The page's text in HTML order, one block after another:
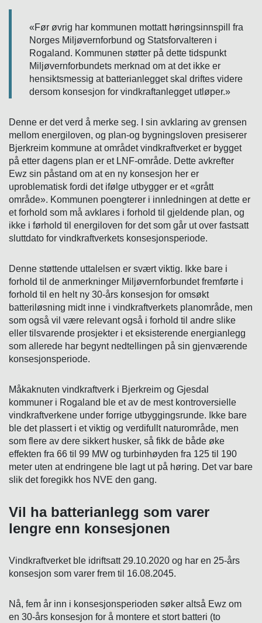
«Før øvrig har kommunen mottatt høringsinnspill fra
Norges Miljøvernforbund og Statsforvalteren i
Rogaland. Kommunen støtter på dette tidspunkt
Miljøvernforbundets merknad om at det ikke er
hensiktsmessig at batterianlegget skal driftes videre
dersom konsesjon for vindkraftanlegget utløper.»
Denne er det verd å merke seg. I sin avklaring av grensen
mellom energiloven, og plan-og bygningsloven presiserer
Bjerkreim kommune at området vindkraftverket er bygget
på etter dagens plan er et LNF-område. Dette avkrefter
Ewz sin påstand om at en ny konsesjon her er
uproblematisk fordi det ifølge utbygger er et «grått
område». Kommunen poengterer i innledningen at dette er
et forhold som må avklares i forhold til gjeldende plan, og
ikke i førhold til energiloven for det som går ut over fastsatt
sluttdato for vindkraftverkets konsesjonsperiode.
Denne støttende uttalelsen er svært viktig. Ikke bare i
forhold til de anmerkninger Miljøvernforbundet fremførte i
forhold til en helt ny 30-års konsesjon for omsøkt
batteriløsning midt inne i vindkraftverkets planområde, men
som også vil være relevant også i forhold til andre slike
eller tilsvarende prosjekter i et eksisterende energianlegg
som allerede har begynt nedtellingen på sin gjenværende
konsesjonsperiode.
Måkaknuten vindkraftverk i Bjerkreim og Gjesdal
kommuner i Rogaland ble et av de mest kontroversielle
vindkraftverkene under forrige utbyggingsrunde. Ikke bare
ble det plassert i et viktig og verdifullt naturområde, men
som flere av dere sikkert husker, så fikk de både øke
effekten fra 66 til 99 MW og turbinhøyden fra 125 til 190
meter uten at endringene ble lagt ut på høring. Det var bare
slik det foregikk hos NVE den gang.
Vil ha batterianlegg som varer
lengre enn konsesjonen
Vindkraftverket ble idriftsatt 29.10.2020 og har en 25-års
konsesjon som varer frem til 16.08.2045.
Nå, fem år inn i konsesjonsperioden søker altså Ewz om
en 30-års konsesjon for å montere et stort batteri (to